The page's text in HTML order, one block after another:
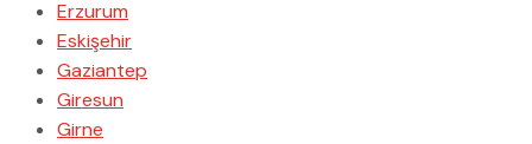
Erzurum
Eskişehir
Gaziantep
Giresun
Girne